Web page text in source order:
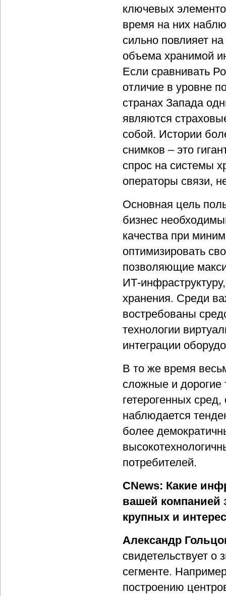
ключевых
время на них
сильно повлияет
объема хранимой
Если сравнивать
отличие в уровне
странах Запада
являются
собой. Истории
снимков – это
спрос на системы
операторы связи,
Основная цель
бизнес
качества при
оптимизировать
позволяющие
ИТ-
хранения. Среди
востребованы
технологии
интеграции
В то же время
сложные и дорогие
гетерогенных
наблюдается
более
потребителей.
CNews: Какие
вашей компанией
крупных и
Александр
свидетельствует о
сегменте.
построению